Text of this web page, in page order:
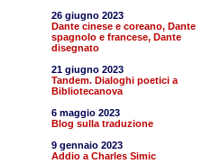
26 giugno 2023
Dante cinese e coreano, Dante
spagnolo e francese, Dante
disegnato
21 giugno 2023
Tandem. Dialoghi poetici a
Bibliotecanova
6 maggio 2023
Blog sulla traduzione
9 gennaio 2023
Addio a Charles Simic